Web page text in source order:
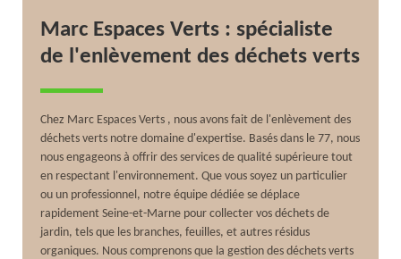
Marc Espaces Verts : spécialiste
de l'enlèvement des déchets verts
Chez Marc Espaces Verts , nous avons fait de l'enlèvement des
déchets verts notre domaine d'expertise. Basés dans le 77, nous
nous engageons à offrir des services de qualité supérieure tout
en respectant l'environnement. Que vous soyez un particulier
ou un professionnel, notre équipe dédiée se déplace
rapidement Seine-et-Marne pour collecter vos déchets de
jardin, tels que les branches, feuilles, et autres résidus
organiques. Nous comprenons que la gestion des déchets verts